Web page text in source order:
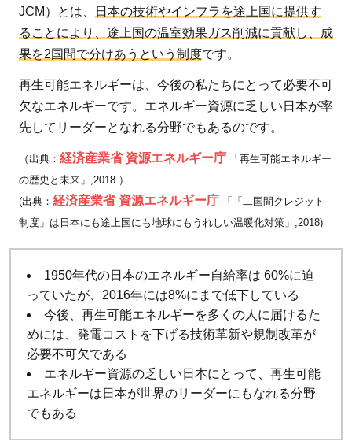
JCM）とは、
日本の技術やインフラを途上国に提供す
ることにより、途上国の温室効果ガス削減に貢献し、成
果を2国間で分けあうという制度です。
再生可能エネルギーは、今後の私たちにとって必要不可
欠なエネルギーです。エネルギー資源に乏しい日本が率
先してリーダーとなれる分野でもあるのです。
（出典： 経済産業省 資源エネルギー庁 「再生可能エネルギー
の歴史と未来」,2018 ）
(出典： 経済産業省 資源エネルギー庁 「「二国間クレジット
制度」は日本にも途上国にも地球にもうれしい温暖化対策」,2018)
1950年代の日本のエネルギー自給率は 60%に迫
っていたが、2016年には8%にまで低下している
今後、再生可能エネルギーを多くの人に届けるた
めには、発電コストを下げる技術革新や規制改革が
必要不可欠である
エネルギー資源の乏しい日本にとって、再生可能
エネルギーは日本が世界のリーダーにもなれる分野
でもある